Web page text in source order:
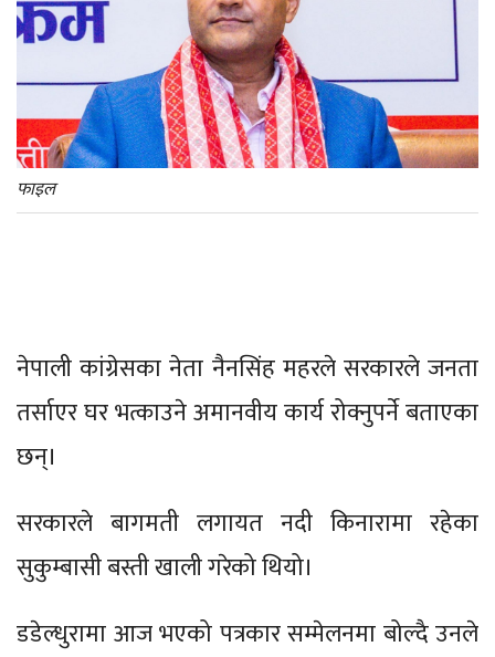
फाइल
नेपाली कांग्रेसका नेता नैनसिंह महरले सरकारले जनता
तर्साएर घर भत्काउने अमानवीय कार्य रोक्नुपर्ने बताएका
छन्।
सरकारले बागमती लगायत नदी किनारामा रहेका
सुकुम्बासी बस्ती खाली गरेको थियो।
डडेल्धुरामा आज भएको पत्रकार सम्मेलनमा बोल्दै उनले